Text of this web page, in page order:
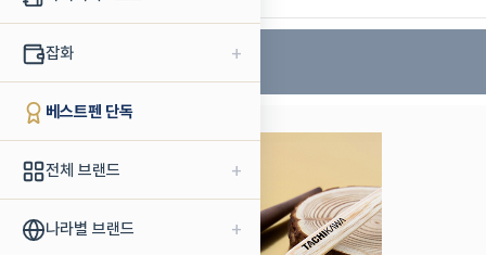
잡화 +
베스트펜 단독
전체 브랜드 +
나라별 브랜드 +